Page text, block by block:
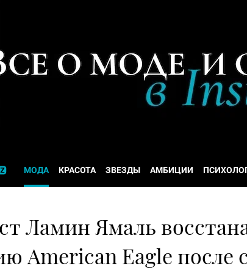
МОДА КРАСОТА ЗВЕЗДЫ АМБИЦИИ
Ламин Ямаль
American Eagle после